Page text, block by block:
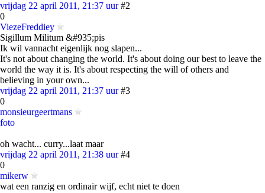
vrijdag 22 april 2011, 21:37 uur #2
0
ViezeFreddiey
Sigillum Militum &#935;pis
Ik wil vannacht eigenlijk nog slapen...
It's not about changing the world. It's about doing our best to leave the
world the way it is. It's about respecting the will of others and
believing in your own...
vrijdag 22 april 2011, 21:37 uur #3
0
monsieurgeertmans
foto
oh wacht... curry...laat maar
vrijdag 22 april 2011, 21:38 uur #4
0
mikerw
wat een ranzig en ordinair wijf, echt niet te doen